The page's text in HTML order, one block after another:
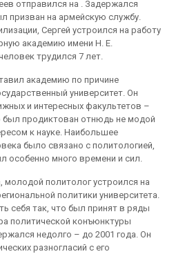
отправился на . Задержался
призван на армейскую службу.
Сергей устроился на работу
академию имени Н. Е.
трудился 7 лет.
академию по причине
университет. Он
и интересных факультетов –
продиктован отнюдь не модой
к науке. Наибольшее
было связано с политологией,
особенно много времени и сил.
молодой политолог устроился на
политики университета.
себя так, что был принят в ряды
политической конъюнктуры
недолго – до 2001 года. Он
разногласий с его